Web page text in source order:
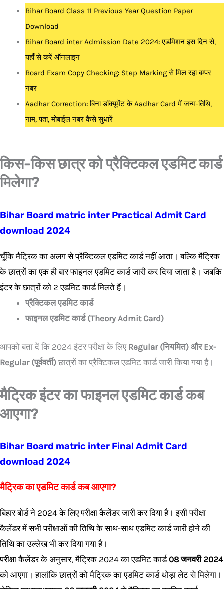
Bihar Board Class 11 Previous Year Question Paper
Download
Bihar Board inter Admission Date 2024: एडमिशन इस दिन से,
यहाँ से करें ऑनलाइन
Board Exam Copy Checking: Step Marking से मिल रहा बम्पर
नंबर
Aadhar Correction: बिना डॉक्यूमेंट के Aadhar Card में जन्म-तिथि,
नाम, पता, मोबाईल नंबर कैसे सुधारें
किस-किस छात्र को प्रैक्टिकल एडमिट कार्ड
मिलेगा?
Bihar Board matric inter Practical Admit Card
download 2024
चूँकि मैट्रिक का अलग से प्रैक्टिकल एडमिट कार्ड नहीं आता। बल्कि मैट्रिक
के छात्रों का एक ही बार फाइनल एडमिट कार्ड जारी कर दिया जाता है। जबकि
इंटर के छात्रों को 2 एडमिट कार्ड मिलते हैं।
प्रैक्टिकल एडमिट कार्ड
फाइनल एडमिट कार्ड (Theory Admit Card)
आपको बता दें कि 2024 इंटर परीक्षा के लिए Regular (नियमित) और Ex-
Regular (पूर्ववर्ती) छात्रों का प्रैक्टिकल एडमिट कार्ड जारी किया गया है।
मैट्रिक इंटर का फाइनल एडमिट कार्ड कब
आएगा?
Bihar Board matric inter Final Admit Card
download 2024
मैट्रिक का एडमिट कार्ड कब आएगा?
बिहार बोर्ड ने 2024 के लिए परीक्षा कैलेंडर जारी कर दिया है। इसी परीक्षा
कैलेंडर में सभी परीक्षाओं की तिथि के साथ-साथ एडमिट कार्ड जारी होने की
तिथि का उल्लेख भी कर दिया गया है।
परीक्षा कैलेंडर के अनुसार, मैट्रिक 2024 का एडमिट कार्ड08 जनवरी 2024
को आएगा। हालांकि छात्रों को मैट्रिक का एडमिट कार्ड थोड़ा लेट से मिलेगा।